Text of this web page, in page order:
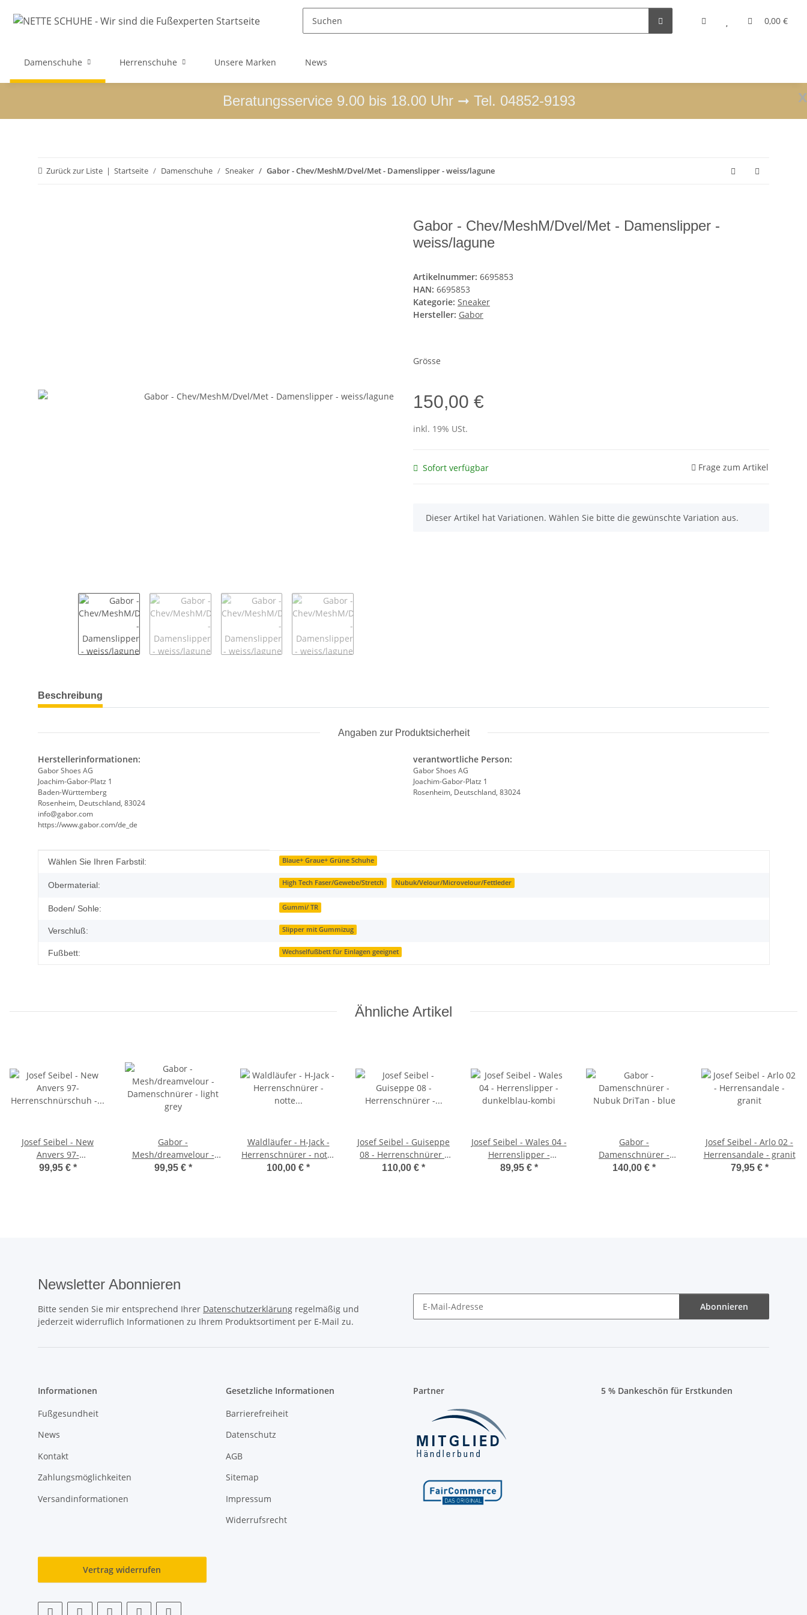
0,00 €
Damenschuhe Herrenschuhe Unsere Marken News
x
Beratungsservice 9.00 bis 18.00 Uhr ➞ Tel. 04852-9193
Zurück zur Liste Startseite Damenschuhe Sneaker Gabor - Chev/MeshM/Dvel/Met - Damenslipper - weiss/lagune
Gabor - Chev/MeshM/Dvel/Met - Damenslipper -
weiss/lagune
Artikelnummer: 6695853
HAN: 6695853
Kategorie: Sneaker
Hersteller: Gabor
Grösse
150,00 €
inkl. 19% USt.
Sofort verfügbar Frage zum Artikel
x
Dieser Artikel hat Variationen. Wählen Sie bitte die gewünschte Variation aus.
weitere Registerkarten anzeigen
Beschreibung
Angaben zur Produktsicherheit
Herstellerinformationen:
Gabor Shoes AG
Joachim-Gabor-Platz 1
Baden-Württemberg
Rosenheim, Deutschland, 83024
info@gabor.com
https://www.gabor.com/de_de
verantwortliche Person:
Gabor Shoes AG
Joachim-Gabor-Platz 1
Rosenheim, Deutschland, 83024
Produkteigenschaft
Wert
Wählen Sie Ihren Farbstil: Blaue+ Graue+ Grüne Schuhe
Obermaterial: High Tech Faser/Gewebe/Stretch Nubuk/Velour/Microvelour/Fettleder
Boden/ Sohle: Gummi/ TR
Verschluß: Slipper mit Gummizug
Fußbett: Wechselfußbett für Einlagen geeignet
Ähnliche Artikel
Josef Seibel - New
Anvers 97-
Herrenschnürschuh -
99,95 € *
Gabor -
Mesh/dreamvelour -
Damenschnürer - light
99,95 € *
Waldläufer - H-Jack -
Herrenschnürer - notte
grau notte - Weite H
100,00 € *
Josef Seibel - Guiseppe
08 - Herrenschnürer -
indigo-kombi
110,00 € *
Josef Seibel - Wales 04 -
Herrenslipper -
dunkelblau-kombi
89,95 € *
Gabor -
Damenschnürer -
Nubuk DriTan - blue
140,00 € *
Josef Seibel - Arlo 02 -
Herrensandale - granit
79,95 € *
Newsletter Abonnieren
Bitte senden Sie mir entsprechend Ihrer Datenschutzerklärung regelmäßig und
jederzeit widerruflich Informationen zu Ihrem Produktsortiment per E-Mail zu.
Abonnieren
Informationen
Fußgesundheit
News
Kontakt
Zahlungsmöglichkeiten
Versandinformationen
Gesetzliche Informationen
Barrierefreiheit
Datenschutz
AGB
Sitemap
Impressum
Widerrufsrecht
Partner 5 % Dankeschön für Erstkunden
Vertrag widerrufen